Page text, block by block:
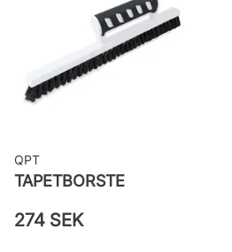
väggen
Leverantörens
QPT
TAPETBORSTE
274 SEK